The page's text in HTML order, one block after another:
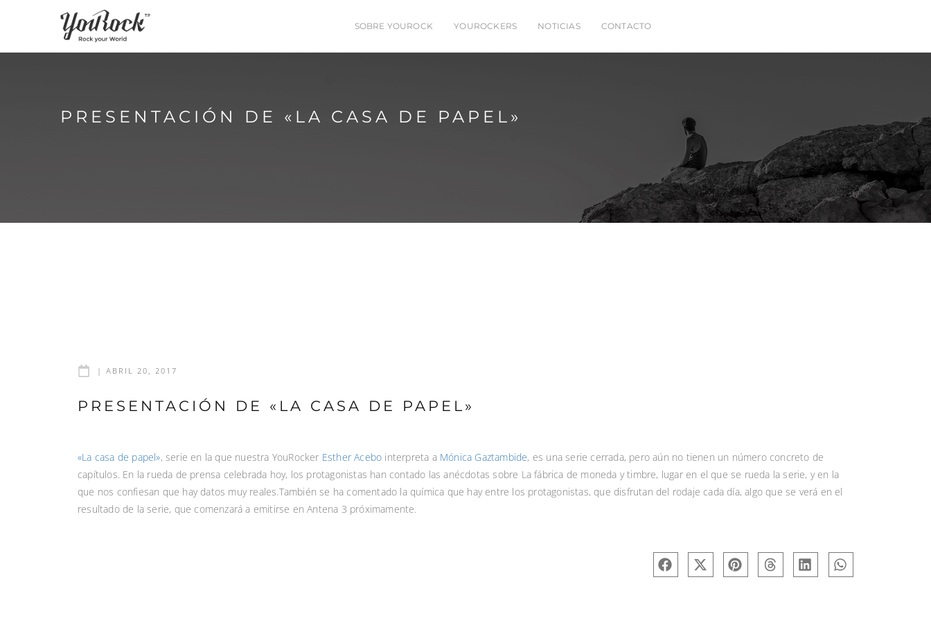
SOBRE YOUROCK YOUROCKERS NOTICIAS CONTACTO
PRESENTACIÓN DE «LA CASA DE PAPEL»
| ABRIL 20, 2017
PRESENTACIÓN DE «LA CASA DE PAPEL»
«La casa de papel», serie en la que nuestra YouRocker Esther Acebo interpreta a Mónica Gaztambide, es una serie cerrada, pero aún no tienen un número concreto de
capítulos. En la rueda de prensa celebrada hoy, los protagonistas han contado las anécdotas sobre La fábrica de moneda y timbre, lugar en el que se rueda la serie, y en la
que nos confiesan que hay datos muy reales.También se ha comentado la química que hay entre los protagonistas, que disfrutan del rodaje cada día, algo que se verá en el
resultado de la serie, que comenzará a emitirse en Antena 3 próximamente.